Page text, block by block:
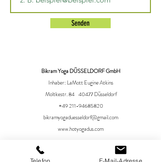
Senden
Bikram Yoga DÜSSELDORF GmbH
Inhaber: LaMott Eugine Atkins
Moltkestr. 84 40477 Düsseldorf
+49 211-94685820
bikramyogaduesseldorf@gmail.com
www.hotyogadus.com
Telefon E-Mail-Adresse